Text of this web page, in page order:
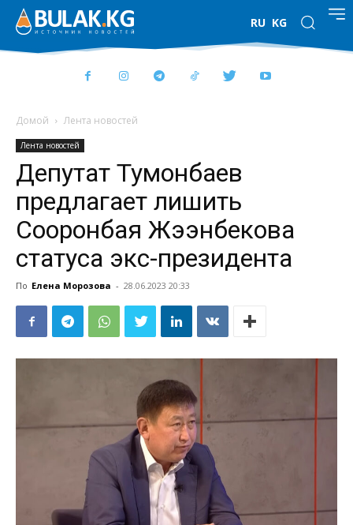
RU KG
Домой Лента новостей
Лента новостей
Депутат Тумонбаев
предлагает лишить
Сооронбая Жээнбекова
статуса экс-президента
По Елена Морозова - 28.06.2023 20:33